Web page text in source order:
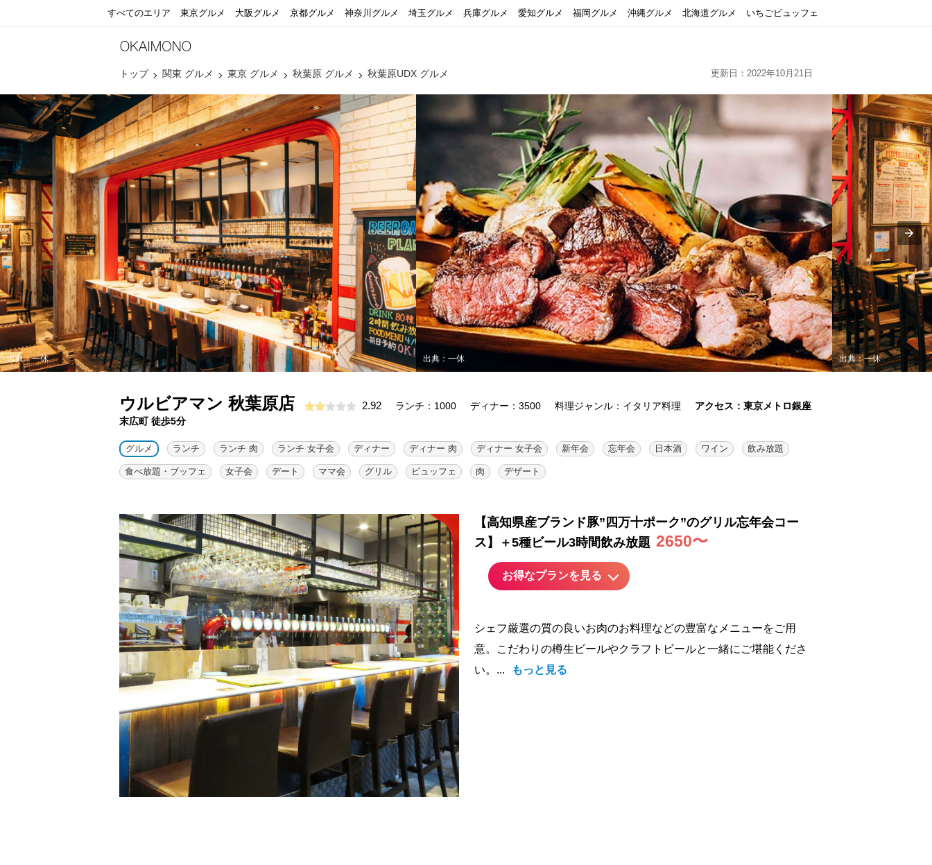
すべてのエリア 東京グルメ 大阪グルメ 京都グルメ 神奈川グルメ 埼玉グルメ 兵庫グルメ 愛知グルメ 福岡グルメ 沖縄グルメ 北海道グルメ いちごビュッフェ
トップ 関東 グルメ 東京 グルメ 秋葉原 グルメ 秋葉原UDX グルメ 更新日：2022年10月21日
出典：一休 出典：一休 出典：一休
ウルビアマン 秋葉原店 2.92 ランチ：1000 ディナー：3500 料理ジャンル：イタリア料理
アクセス：東京メトロ銀座
末広町 徒歩5分
グルメ ランチ ランチ 肉 ランチ 女子会 ディナー ディナー 肉 ディナー 女子会 新年会 忘年会 日本酒 ワイン 飲み放題
食べ放題・ブッフェ 女子会 デート ママ会 グリル ビュッフェ 肉 デザート
【高知県産ブランド豚”四万十ポーク”のグリル忘年会コー
ス】＋5種ビール3時間飲み放題 2650〜
お得なプランを見る
シェフ厳選の質の良いお肉のお料理などの豊富なメニューをご用
意。こだわりの樽生ビールやクラフトビールと一緒にご堪能くださ
い。...
もっと見る